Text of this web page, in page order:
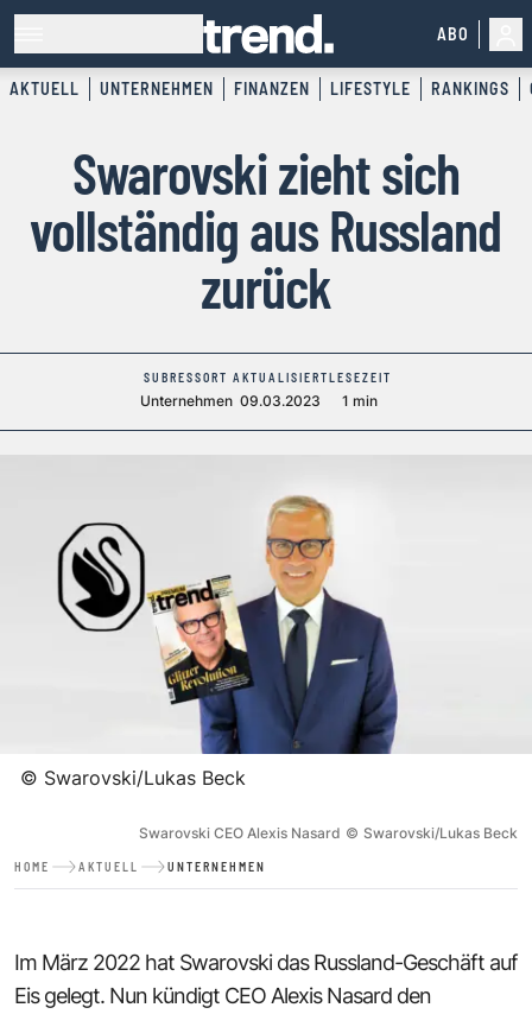
ABO
AKTUELL UNTERNEHMEN FINANZEN LIFESTYLE RANKINGS
Swarovski zieht sich
vollständig aus Russland
zurück
SUBRESSORT
Unternehmen
AKTUALISIERT
09.03.2023
LESEZEIT
1 min
© Swarovski/Lukas Beck
Swarovski CEO Alexis Nasard © Swarovski/Lukas Beck
HOME AKTUELL UNTERNEHMEN
Im März 2022 hat Swarovski das Russland-Geschäft auf
Eis gelegt. Nun kündigt CEO Alexis Nasard den